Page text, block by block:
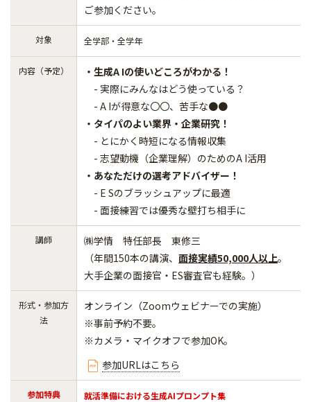
ご参加ください。
対象 全学部・全学年
内容（予定）
・生成A Iの使いどころがわかる！
- 実際にみんなはどう使っている？
- A Iが得意な〇〇、苦手な●●
・タイパのよい業界・企業研究！
- とにかく時短になる情報収集
- 志望動機（企業理解）のためのA I活用
・あなただけの選考アドバイザー！
- E Sのブラッシュアップに最適
- 面接練習では優秀な壁打ち相手に
講師
㈱学情 特任部長 東修三
（年間150本の講演、 面接実績50,000人以上。
大手企業の面接官・ES審査官も経験。）
形式・参加方
法
オンライン（Zoomウェビナーでの実施）
※事前予約不要。​​​​​​
※カメラ・マイクオフで参加OK。
参加URLはこちら
参加特典 就活準備における生成AIプロンプト集